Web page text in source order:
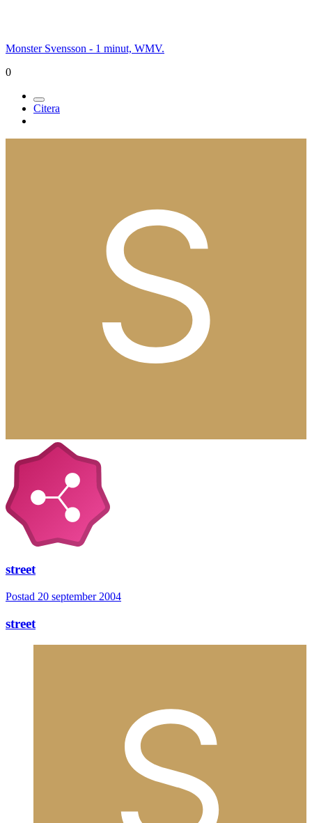
Monster Svensson - 1 minut, WMV.
0
Citera
street
Postad 20 september 2004
street